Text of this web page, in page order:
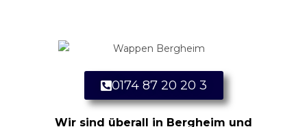
0174 87 20 20 3
Wir sind überall in Bergheim und